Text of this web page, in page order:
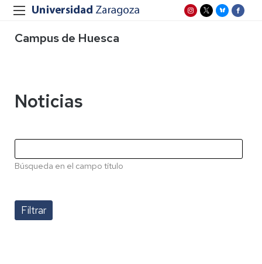
Campus de Huesca
Noticias
Búsqueda en el campo título